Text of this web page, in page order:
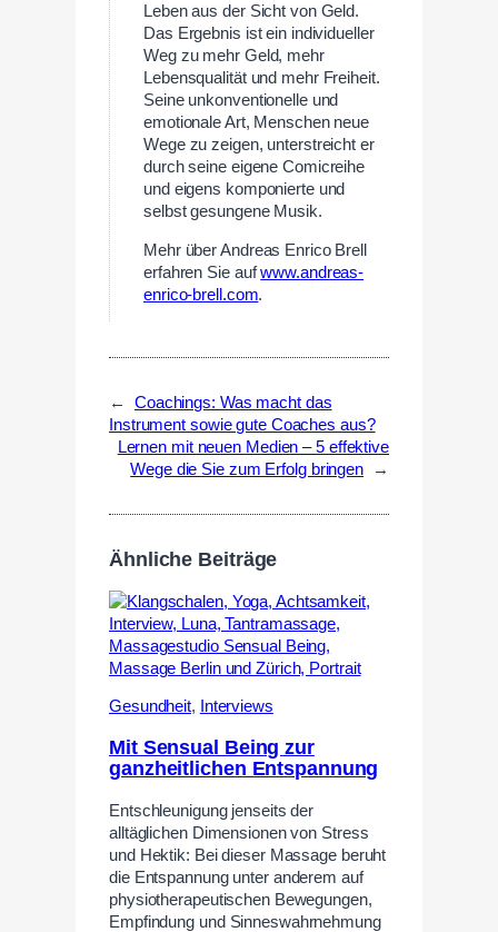
Leben aus der Sicht von Geld.
Das Ergebnis ist ein individueller
Weg zu mehr Geld, mehr
Lebensqualität und mehr Freiheit.
Seine unkonventionelle und
emotionale Art, Menschen neue
Wege zu zeigen, unterstreicht er
durch seine eigene Comicreihe
und eigens komponierte und
selbst gesungene Musik.
Mehr über Andreas Enrico Brell
erfahren Sie aufwww.andreas-
enrico-brell.com.
←
Coachings: Was macht das
Instrument sowie gute Coaches aus?
Lernen mit neuen Medien – 5 effektive
Wege die Sie zum Erfolg bringen
→
Ähnliche Beiträge
Gesundheit, Interviews
Mit Sensual Being zur
ganzheitlichen Entspannung
Entschleunigung jenseits der
alltäglichen Dimensionen von Stress
und Hektik: Bei dieser Massage beruht
die Entspannung unter anderem auf
physiotherapeutischen Bewegungen,
Empfindung und Sinneswahrnehmung